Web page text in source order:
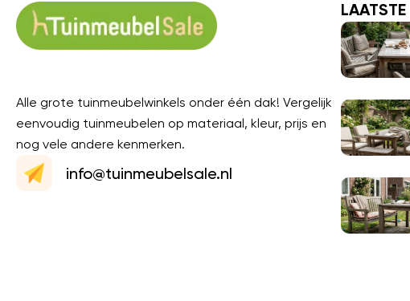
Alle grote tuinmeubelwinkels onder één dak! Vergelijk
eenvoudig tuinmeubelen op materiaal, kleur, prijs en
nog vele andere kenmerken.
info@tuinmeubelsale.nl